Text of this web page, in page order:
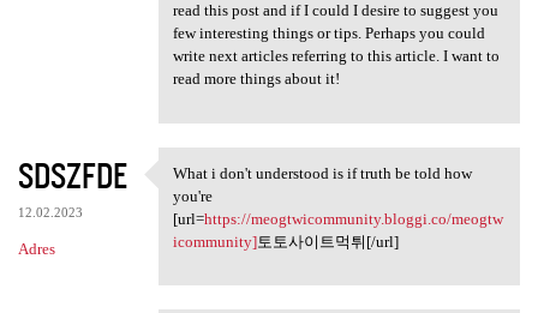
read this post and if I could I desire to suggest you
few interesting things or tips. Perhaps you could
write next articles referring to this article. I want to
read more things about it!
SDSZFDE
12.02.2023
Adres
What i don't understood is if
What i don't understood is if truth be told how
you're
[url=https://meogtwicommunity.bloggi.co/meogtw
icommunity]토토사이트먹튀[/url]